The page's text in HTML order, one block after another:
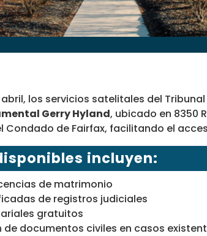
abril, los servicios satelitales del
Gerry Hyland, ubicado en 8350
Condado de Fairfax, facilitando el
incluyen:
de matrimonio
de registros judiciales
gratuitos
de documentos civiles en casos